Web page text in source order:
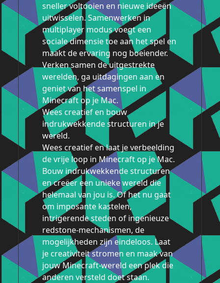
sneller voltooien en nieuwe ideeën
uitwisselen. Samenwerken in
multiplayer modus voegt een
sociale dimensie toe aan het spel en
maakt de ervaring nog boeiender.
Verken samen de uitgestrekte
werelden, ga uitdagingen aan en
geniet van het samenspel in
Minecraft op je Mac.
Wees creatief en bouw
indrukwekkende structuren in je
wereld.
Wees creatief en laat je verbeelding
de vrije loop in Minecraft op je Mac.
Bouw indrukwekkende structuren
en creëer een unieke wereld die
helemaal van jou is. Of het nu gaat
om imposante kastelen,
intrigerende steden of ingenieuze
redstone-mechanismen, de
mogelijkheden zijn eindeloos. Laat
je creativiteit stromen en maak van
jouw Minecraft-wereld een plek die
anderen versteld doet staan.